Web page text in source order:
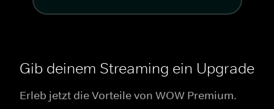
Gib deinem Streaming ein Upgrade
Erleb jetzt die Vorteile von WOW Premium.